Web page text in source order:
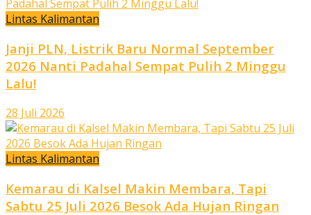
Lintas Kalimantan
Janji PLN, Listrik Baru Normal September
2026 Nanti Padahal Sempat Pulih 2 Minggu
Lalu!
28 Juli 2026
Lintas Kalimantan
Kemarau di Kalsel Makin Membara, Tapi
Sabtu 25 Juli 2026 Besok Ada Hujan Ringan